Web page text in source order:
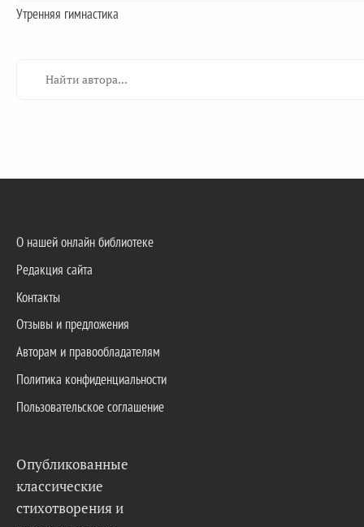
Утренняя гимнастика
О нашей онлайн библиотеке
Редакция сайта
Контакты
Отзывы и предложения
Авторам и правообладателям
Политика конфиденциальности
Пользовательское соглашение
Опубликованные
классические
стихотворения и